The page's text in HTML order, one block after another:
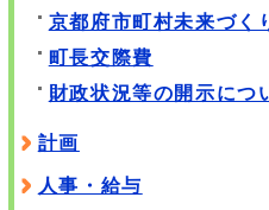
京都府市町村未来づく
町長交際費
財政状況等の開示につ
計画
人事・給与